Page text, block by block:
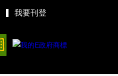
我要刊登